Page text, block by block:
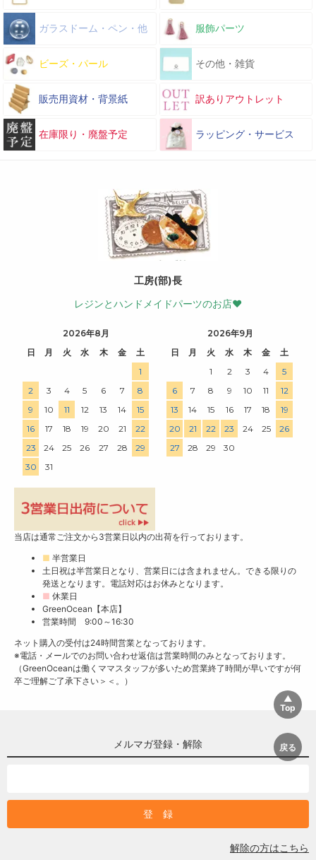
ガラスドーム・ペン・他 服飾パーツ
ビーズ・パール その他・雑貨
販売用資材・背景紙 訳ありアウトレット
在庫限り・廃盤予定 ラッピング・サービス
工房(部)長
レジンとハンドメイドパーツのお店♥
2026年8月
日
月 火 水 木 金
土
1
2
3 4 5 6 7
8
9
10 11 12 13 14
15
16
17 18 19 20 21
22
23
24 25 26 27 28
29
30
31
2026年9月
日
月 火 水 木 金
土
1
2 3 4
5
6
7 8 9 10 11
12
13
14 15 16 17 18
19
20
21 22 23 24 25
26
27
28 29 30
当店は通常ご注文から3営業日以内の出荷を行っております。
■ 半営業日
土日祝は半営業日となり、営業日には含まれません。できる限りの
発送となります。電話対応はお休みとなります。
■ 休業日
GreenOcean【本店】
営業時間 9:00～16:30
ネット購入の受付は24時間営業となっております。
※電話・メールでのお問い合わせ返信は営業時間のみとなっております。
（GreenOceanは働くママスタッフが多いため営業終了時間が早いですが何
卒ご理解ご了承下さい＞＜。）
メルマガ登録・解除
解除の方はこちら